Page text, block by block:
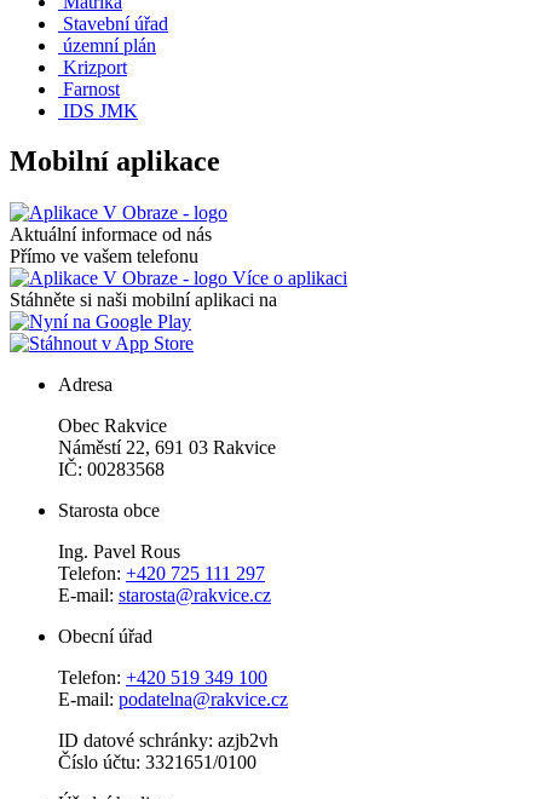
Stavební úřad
územní plán
Krizport
Farnost
IDS JMK
Mobilní aplikace
Aktuální informace od nás
Přímo ve vašem telefonu
Více o aplikaci
Stáhněte si naši mobilní aplikaci na
Adresa
Obec Rakvice
Náměstí 22, 691 03 Rakvice
IČ: 00283568
Starosta obce
Ing. Pavel Rous
Telefon: +420 725 111 297
E-mail: starosta@rakvice.cz
Obecní úřad
Telefon: +420 519 349 100
E-mail: podatelna@rakvice.cz
ID datové schránky: azjb2vh
Číslo účtu: 3321651/0100